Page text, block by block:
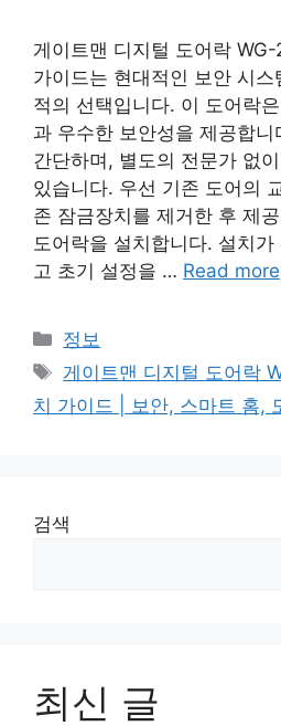
게이트맨 디지털 도어락
가이드는 현대적인 보안 시
적의 선택입니다. 이 도어락
과 우수한 보안성을 제공합
간단하며, 별도의 전문가 없
있습니다. 우선 기존 도어의
존 잠금장치를 제거한 후 제
도어락을 설치합니다. 설치
고 초기 설정을 … Read more
Categories
정보
Tags
게이트맨 디지털 도어락
치 가이드 | 보안, 스마트 홈,
검색
최신 글